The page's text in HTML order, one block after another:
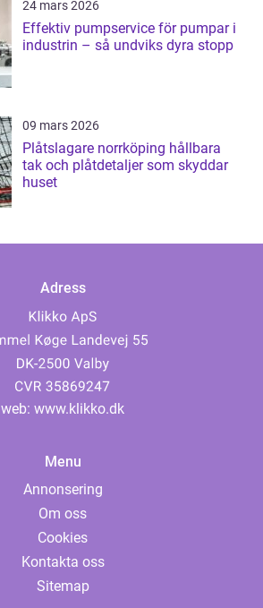
24 mars 2026
Effektiv pumpservice för pumpar i
industrin – så undviks dyra stopp
09 mars 2026
Plåtslagare norrköping hållbara
tak och plåtdetaljer som skyddar
huset
Adress
web: www.klikko.dk
Menu
Annonsering
Om oss
Cookies
Kontakta oss
Sitemap